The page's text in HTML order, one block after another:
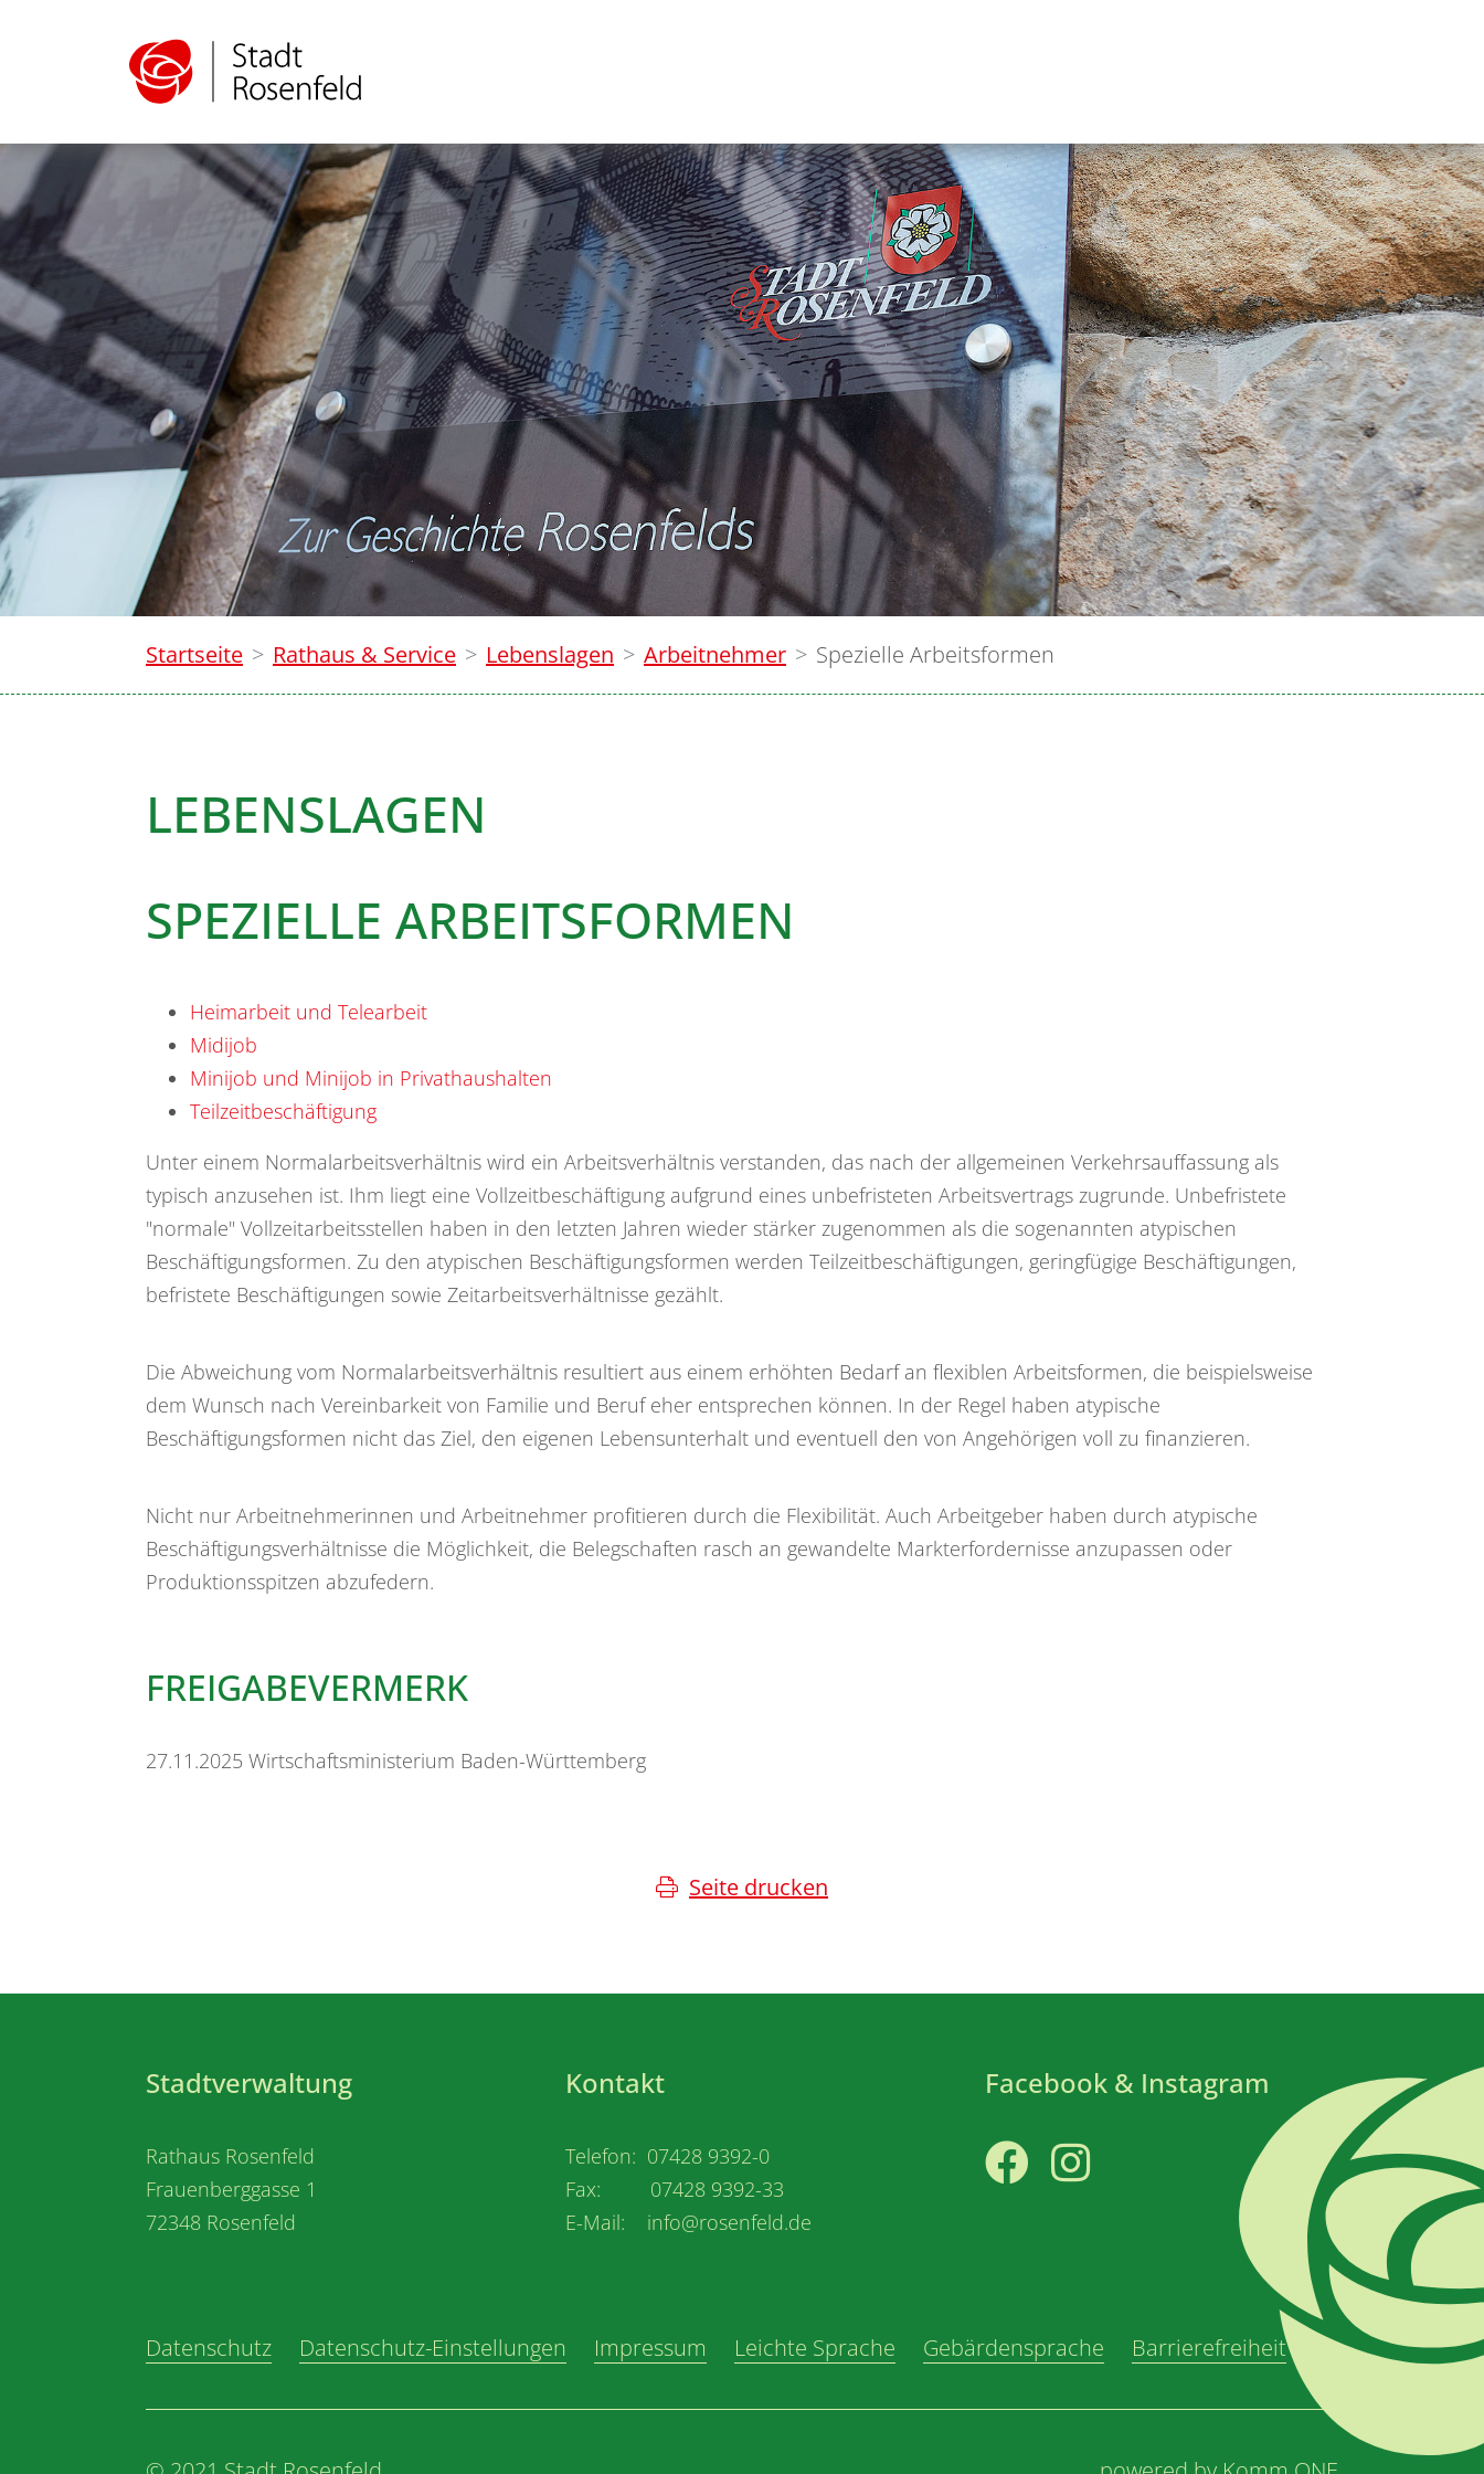
Startseite Rathaus & Service Lebenslagen Arbeitnehmer Spezielle Arbeitsformen
LEBENSLAGEN
SPEZIELLE ARBEITSFORMEN
Heimarbeit und Telearbeit
Midijob
Minijob und Minijob in Privathaushalten
Teilzeitbeschäftigung
Unter einem Normalarbeitsverhältnis wird ein Arbeitsverhältnis verstanden, das nach der allgemeinen Verkehrsauffassung als
typisch anzusehen ist. Ihm liegt eine Vollzeitbeschäftigung aufgrund eines unbefristeten Arbeitsvertrags zugrunde. Unbefristete
"normale" Vollzeitarbeitsstellen haben in den letzten Jahren wieder stärker zugenommen als die sogenannten atypischen
Beschäftigungsformen. Zu den atypischen Beschäftigungsformen werden Teilzeitbeschäftigungen, geringfügige Beschäftigungen,
befristete Beschäftigungen sowie Zeitarbeitsverhältnisse gezählt.
Die Abweichung vom Normalarbeitsverhältnis resultiert aus einem erhöhten Bedarf an flexiblen Arbeitsformen, die beispielsweise
dem Wunsch nach Vereinbarkeit von Familie und Beruf eher entsprechen können. In der Regel haben atypische
Beschäftigungsformen nicht das Ziel, den eigenen Lebensunterhalt und eventuell den von Angehörigen voll zu finanzieren.
Nicht nur Arbeitnehmerinnen und Arbeitnehmer profitieren durch die Flexibilität. Auch Arbeitgeber haben durch atypische
Beschäftigungsverhältnisse die Möglichkeit, die Belegschaften rasch an gewandelte Markterfordernisse anzupassen oder
Produktionsspitzen abzufedern.
FREIGABEVERMERK
27.11.2025 Wirtschaftsministerium Baden-Württemberg
Seite drucken
Stadtverwaltung
Rathaus Rosenfeld
Frauenberggasse 1
72348 Rosenfeld
Kontakt
Telefon: 07428 9392-0
Fax: 07428 9392-33
E-Mail: info@rosenfeld.de
Facebook & Instagram
Datenschutz Datenschutz-Einstellungen Impressum Leichte Sprache Gebärdensprache Barrierefreiheit